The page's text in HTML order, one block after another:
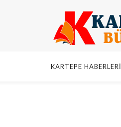
KARTEPE HABERLERI